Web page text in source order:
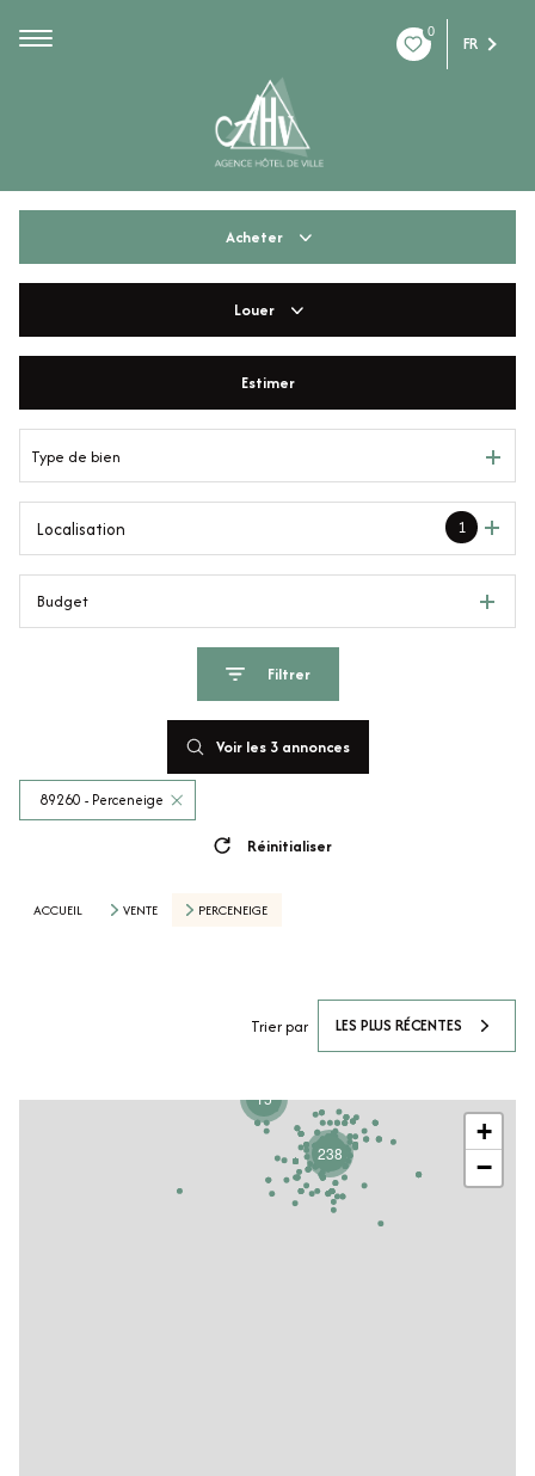
0
FR
Acheter
De l'immo pro
Louer
De l'immo pro
Estimer
Type de bien
1
Localisation
Budget
Filtrer
Voir les 3annonces
89260 - Perceneige
Réinitialiser
ACCUEIL VENTE PERCENEIGE
Trier par LES PLUS RÉCENTES
15
238
+
−